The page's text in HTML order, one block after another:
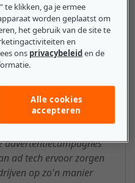
doeltreffender op
kunnen richten.
moeten
tech
ad tech ervoor zorgen
op zo'n manier
te klikken, ga je ermee
worden geplaatst om
het gebruik van de site te
en
ons privacybeleiden de
Alle cookies
accepteren